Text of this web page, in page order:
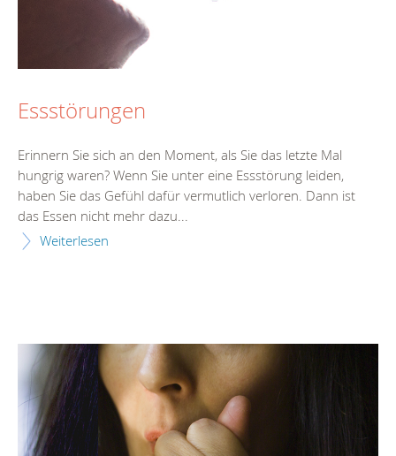
Essstörungen
Erinnern Sie sich an den Moment, als Sie das letzte Mal
hungrig waren? Wenn Sie unter eine Essstörung leiden,
haben Sie das Gefühl dafür vermutlich verloren. Dann ist
das Essen nicht mehr dazu...
Weiterlesen